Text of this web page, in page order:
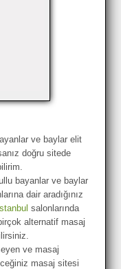
ve baylar elit
doğru sitede
bayanlar ve baylar
dair aradığınız
salonlarında
alternatif masaj
ve masaj
masaj sitesi